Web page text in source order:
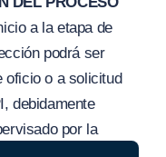
a la etapa de
podrá ser
oficio o a solicitud
debidamente
por la